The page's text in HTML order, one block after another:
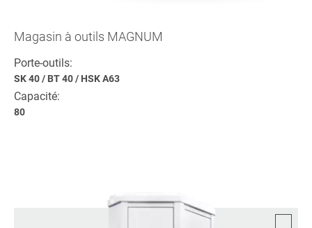
Magasin à outils MAGNUM
Porte-outils:
SK 40/ BT 40/ HSK A63
Capacité:
80